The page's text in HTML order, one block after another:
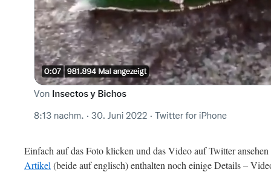
Einfach auf das Foto klicken und das Video auf Twitter
Artikel (beide auf englisch) enthalten noch einige Details –